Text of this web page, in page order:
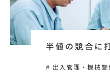
半値の競合に
# 出入管理・機械警